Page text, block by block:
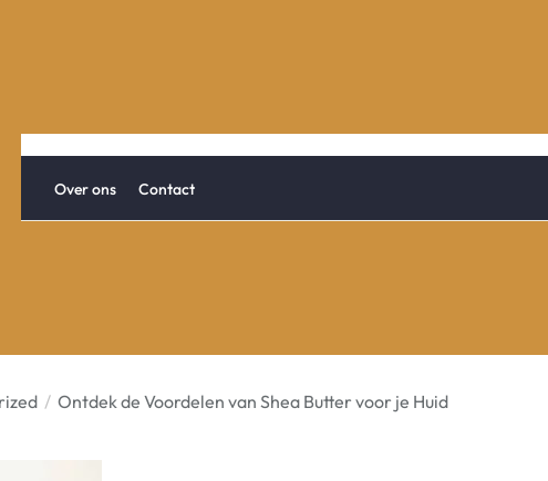
Over ons Contact
Ontdek de Voordelen van Shea Butter voor je Huid